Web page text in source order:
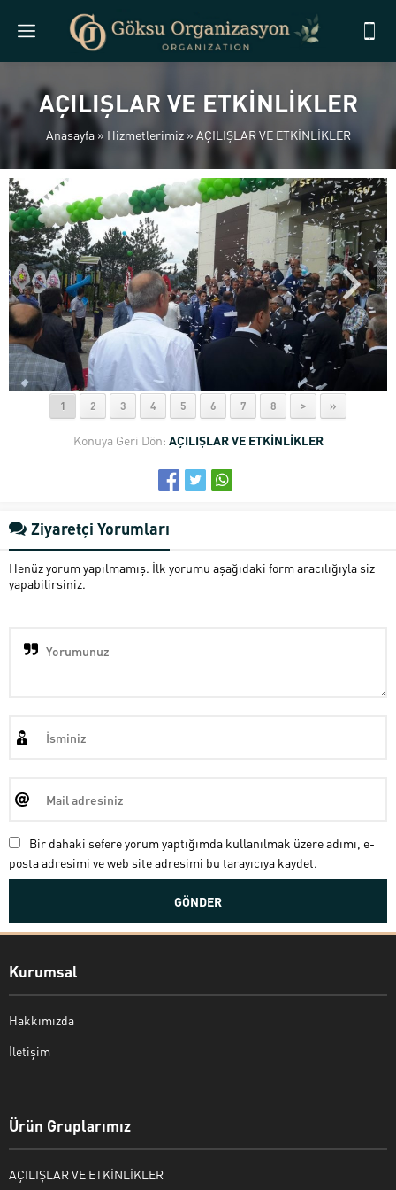
AÇILIŞLAR VE ETKİNLİKLER
Anasayfa» Hizmetlerimiz» AÇILIŞLAR VE ETKİNLİKLER
1 2 3 4 5 6 7 8 > »
Konuya Geri Dön: AÇILIŞLAR VE ETKİNLİKLER
Ziyaretçi Yorumları
Henüz yorum yapılmamış. İlk yorumu aşağıdaki form aracılığıyla siz
yapabilirsiniz.
Bir dahaki sefere yorum yaptığımda kullanılmak üzere adımı, e-
posta adresimi ve web site adresimi bu tarayıcıya kaydet.
Kurumsal
Hakkımızda
İletişim
Ürün Gruplarımız
AÇILIŞLAR VE ETKİNLİKLER